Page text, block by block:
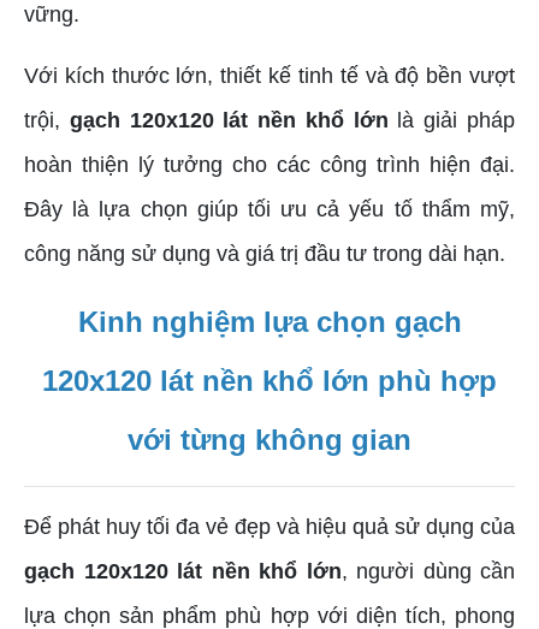
vững.
Với kích thước lớn, thiết kế tinh tế và độ bền vượt
trội, gạch 120x120 lát nền khổ lớn là giải pháp
hoàn thiện lý tưởng cho các công trình hiện đại.
Đây là lựa chọn giúp tối ưu cả yếu tố thẩm mỹ,
công năng sử dụng và giá trị đầu tư trong dài hạn.
Kinh nghiệm lựa chọn gạch
120x120 lát nền khổ lớn phù hợp
với từng không gian
Để phát huy tối đa vẻ đẹp và hiệu quả sử dụng của
gạch 120x120 lát nền khổ lớn, người dùng cần
lựa chọn sản phẩm phù hợp với diện tích, phong